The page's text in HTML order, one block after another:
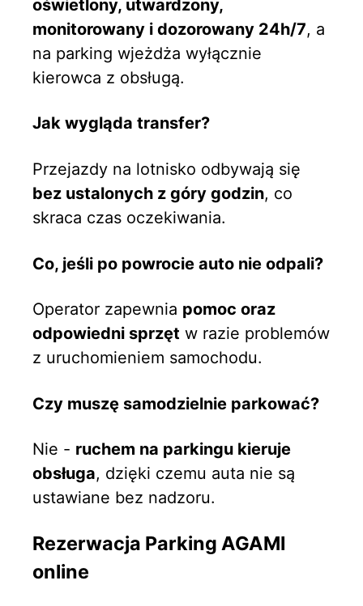
oświetlony, utwardzony,
monitorowany i dozorowany 24h/7, a
na parking wjeżdża wyłącznie
kierowca z obsługą.
Jak wygląda transfer?
Przejazdy na lotnisko odbywają się
bez ustalonych z góry godzin, co
skraca czas oczekiwania.
Co, jeśli po powrocie auto nie odpali?
Operator zapewnia pomoc oraz
odpowiedni sprzęt w razie problemów
z uruchomieniem samochodu.
Czy muszę samodzielnie parkować?
Nie - ruchem na parkingu kieruje
obsługa, dzięki czemu auta nie są
ustawiane bez nadzoru.
Rezerwacja Parking AGAMI
online